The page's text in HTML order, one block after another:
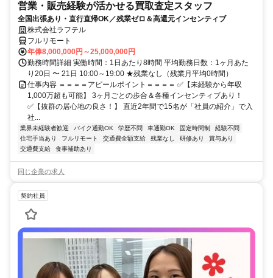
営業・販売経験が活かせる買取査定スタッフ
全国出張あり・直行直帰OK／残業ゼロ＆高還元インセンティブ
株式会社ラフテル
フルリモート
年俸8,000,000円～25,000,000円
勤務時間詳細 実働時間：1日あたり8時間 平均勤務日数：1ヶ月あた
り20日 〜 21日 10:00～19:00 ★残業なし（残業月平均0時間）
仕事内容 ＝＝＝＝アピールポイント＝＝＝＝ ✅【未経験から年収
1,000万超も可能】 3ヶ月ごとの歩合＆各種インセンティブあり！
✅【抜群の居心地の良さ！】 直近2年間で15名が「社員の紹介」で入
社...
業界未経験者歓迎 バイク通勤OK 学歴不問 車通勤OK 固定時間制
経験不問
住宅手当あり
フルリモート 交通費全額支給 残業なし 研修あり
賞与あり
交通費支給
食事補助あり
同じ企業の求人
契約社員